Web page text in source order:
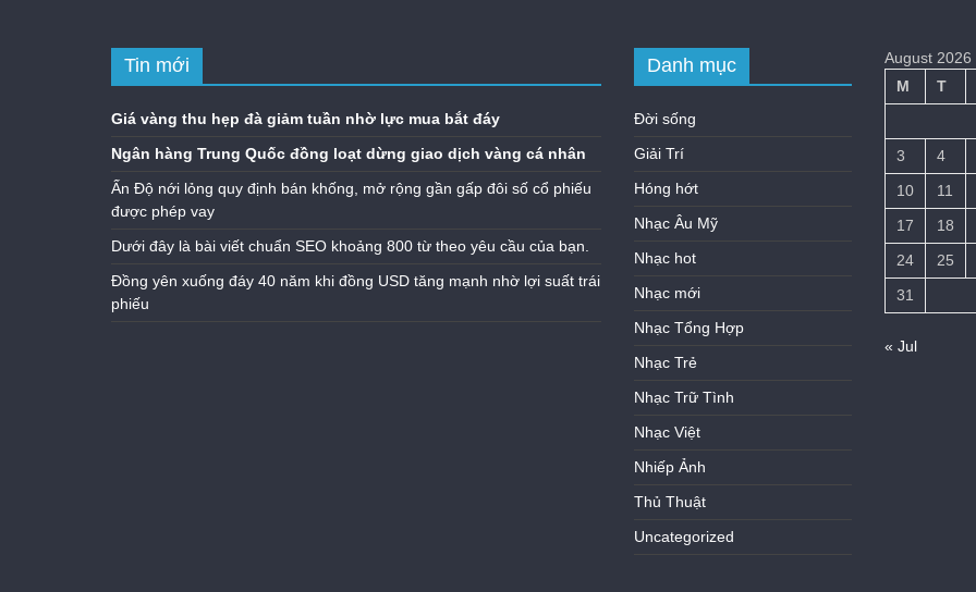
Tin mới
Giá vàng thu hẹp đà giảm tuần nhờ lực mua bắt đáy
Ngân hàng Trung Quốc đồng loạt dừng giao dịch vàng cá nhân
Ấn Độ nới lỏng quy định bán khống, mở rộng gần gấp đôi số cổ phiếu
được phép vay
Dưới đây là bài viết chuẩn SEO khoảng 800 từ theo yêu cầu của bạn.
Đồng yên xuống đáy 40 năm khi đồng USD tăng mạnh nhờ lợi suất trái
phiếu
Danh mục
Đời sống
Giải Trí
Hóng hớt
Nhạc Âu Mỹ
Nhạc hot
Nhạc mới
Nhạc Tổng Hợp
Nhạc Trẻ
Nhạc Trữ Tình
Nhạc Việt
Nhiếp Ảnh
Thủ Thuật
Uncategorized
August 2026
M
T
3
4
10
11
17
18
24
25
31
« Jul